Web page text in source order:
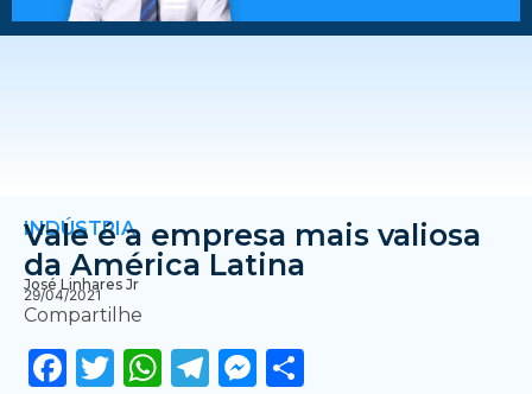
INDÚSTRIA
Vale é a empresa mais valiosa
da América Latina
José Linhares Jr
29/04/2021
Compartilhe
Facebook
Twitter
WhatsApp
Telegram
Messenger